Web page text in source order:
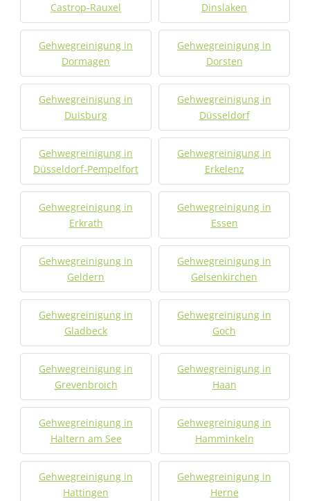
Castrop-Rauxel
Dinslaken
Gehwegreinigung in
Dormagen
Gehwegreinigung in
Dorsten
Gehwegreinigung in
Duisburg
Gehwegreinigung in
Düsseldorf
Gehwegreinigung in
Düsseldorf-Pempelfort
Gehwegreinigung in
Erkelenz
Gehwegreinigung in
Erkrath
Gehwegreinigung in
Essen
Gehwegreinigung in
Geldern
Gehwegreinigung in
Gelsenkirchen
Gehwegreinigung in
Gladbeck
Gehwegreinigung in
Goch
Gehwegreinigung in
Grevenbroich
Gehwegreinigung in
Haan
Gehwegreinigung in
Haltern am See
Gehwegreinigung in
Hamminkeln
Gehwegreinigung in
Hattingen
Gehwegreinigung in
Herne